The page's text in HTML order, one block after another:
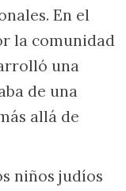
En el
la comunidad
una
de una
allá de
niños judíos